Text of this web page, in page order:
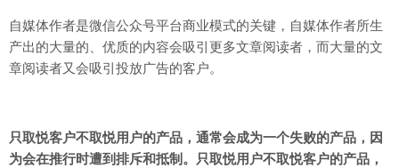
自媒体作者是微信公众号平台商业模式的关键，自媒体作者所生
产出的大量的、优质的内容会吸引更多文章阅读者，而大量的文
章阅读者又会吸引投放广告的客户。
只取悦客户不取悦用户的产品，通常会成为一个失败的产品，因
为会在推行时遭到排斥和抵制。只取悦用户不取悦客户的产品，